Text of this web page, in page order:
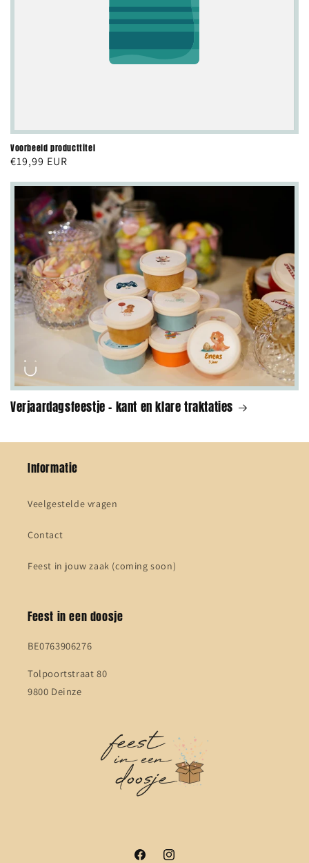
Voorbeeld producttitel
Normale
€19,99 EUR
Verjaardagsfeestje - kant en klare traktaties
Informatie
Veelgestelde vragen
Contact
Feest in jouw zaak (coming soon)
Feest in een doosje
BE0763906276
Tolpoortstraat 80
9800 Deinze